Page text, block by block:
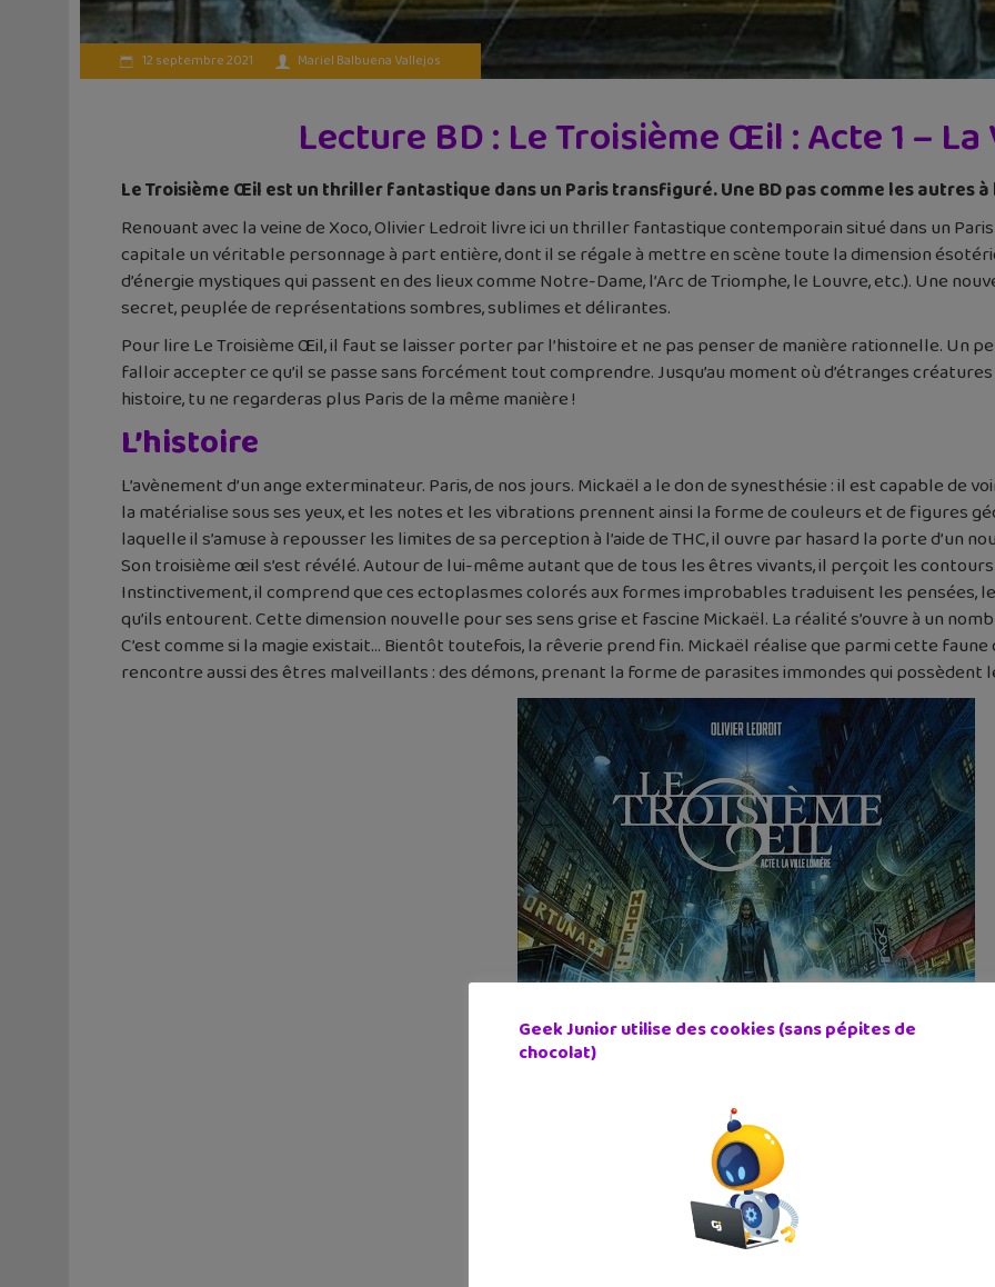
12 septembre 2021 Mariel Balbuena Vallejos
Lecture BD : Le Troisième Œil : Acte 1 –
Le Troisième Œil est un thriller fantastique dans un Paris transfiguré. Une BD pas comme les autres
Renouant avec la veine de Xoco, Olivier Ledroit livre ici un thriller fantastique contemporain situé dans un
capitale un véritable personnage à part entière, dont il se régale à mettre en scène toute la dimension
d’énergie mystiques qui passent en des lieux comme Notre-Dame, l’Arc de Triomphe, le Louvre, etc.). Une
secret, peuplée de représentations sombres, sublimes et délirantes.
Pour lire Le Troisième Œil, il faut se laisser porter par l’histoire et ne pas penser de manière rationnelle. Un
falloir accepter ce qu’il se passe sans forcément tout comprendre. Jusqu’au moment où d’étranges
histoire, tu ne regarderas plus Paris de la même manière !
L’histoire
L’avènement d’un ange exterminateur. Paris, de nos jours. Mickaël a le don de synesthésie : il est capable de
la matérialise sous ses yeux, et les notes et les vibrations prennent ainsi la forme de couleurs et de figures
laquelle il s’amuse à repousser les limites de sa perception à l’aide de THC, il ouvre par hasard la porte d’un
Son troisième œil s’est révélé. Autour de lui-même autant que de tous les êtres vivants, il perçoit les
Instinctivement, il comprend que ces ectoplasmes colorés aux formes improbables traduisent les pensées,
qu’ils entourent. Cette dimension nouvelle pour ses sens grise et fascine Mickaël. La réalité s’ouvre à un
C’est comme si la magie existait… Bientôt toutefois, la rêverie prend fin. Mickaël réalise que parmi cette
rencontre aussi des êtres malveillants : des démons, prenant la forme de parasites immondes qui possèdent
Geek Junior utilise des cookies (sans pépites de
chocolat)